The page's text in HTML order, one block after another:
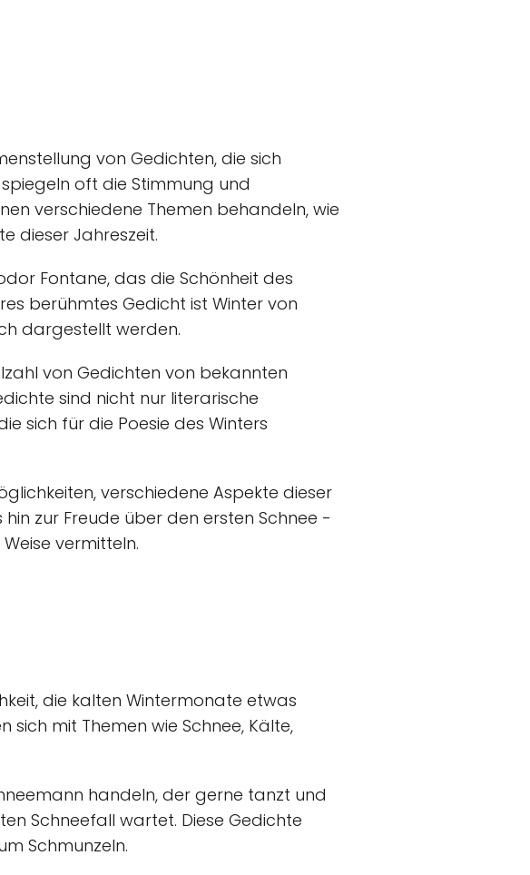
von Gedichten, die sich
oft die Stimmung und
verschiedene Themen behandeln, wie
dieser Jahreszeit.
Fontane, das die Schönheit des
berühmtes Gedicht ist Winter von
dargestellt werden.
von Gedichten von bekannten
sind nicht nur literarische
sich für die Poesie des Winters
verschiedene Aspekte dieser
zur Freude über den ersten Schnee -
vermitteln.
die kalten Wintermonate etwas
mit Themen wie Schnee, Kälte,
handeln, der gerne tanzt und
Schneefall wartet. Diese Gedichte
Schmunzeln.